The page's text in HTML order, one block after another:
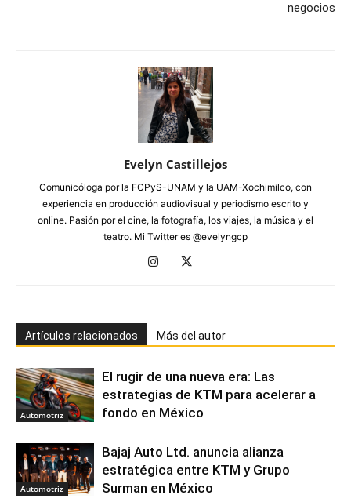
negocios
Evelyn Castillejos
Comunicóloga por la FCPyS-UNAM y la UAM-Xochimilco, con
experiencia en producción audiovisual y periodismo escrito y
online. Pasión por el cine, la fotografía, los viajes, la música y el
teatro. Mi Twitter es @evelyngcp
Artículos relacionados Más del autor
Automotriz
El rugir de una nueva era: Las
estrategias de KTM para acelerar a
fondo en México
Automotriz
Bajaj Auto Ltd. anuncia alianza
estratégica entre KTM y Grupo
Surman en México